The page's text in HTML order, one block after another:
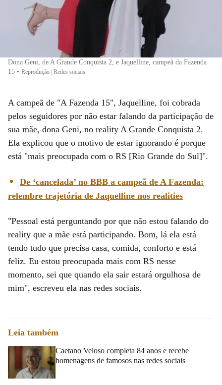
Dona Geni, de A Grande Conquista 2, e Jaquelline, campeã da Fazenda
15 • Reprodução | Redes sociais
A campeã de "A Fazenda 15", Jaquelline, foi cobrada
pelos seguidores por não estar falando da participação de
sua mãe, dona Geni, no reality A Grande Conquista 2.
Ela explicou que o motivo de estar ignorando é porque
está "mais preocupada com o RS [Rio Grande do Sul]".
De ‘cancelada’ no BBB a campeã de A Fazenda:
relembre trajetória de Jaquelline nos realities
"Pessoal está perguntando por que não estou falando do
reality que a mãe está participando. Bom, lá ela está
tendo tudo que precisa casa, comida, conforto e está
feliz. Eu estou preocupada mais com RS nesse
momento, sei que quando ela sair estará orgulhosa de
mim", escreveu ela nas redes sociais.
Leia também
Caetano Veloso completa 84 anos e recebe
homenagens de famosos nas redes sociais